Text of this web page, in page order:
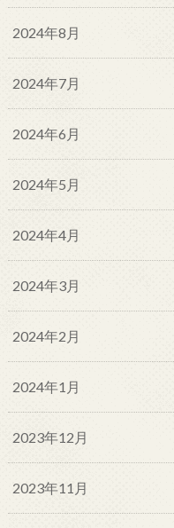
2024年8月
2024年7月
2024年6月
2024年5月
2024年4月
2024年3月
2024年2月
2024年1月
2023年12月
2023年11月